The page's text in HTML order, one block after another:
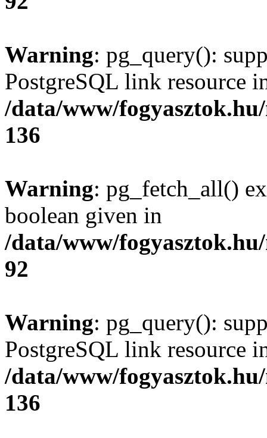
Warning: pg_query():
PostgreSQL link resource
/data/www/
136
Warning: pg_fetch_all()
boolean given in
/data/www/
92
Warning: pg_query():
PostgreSQL link resource
/data/www/
136